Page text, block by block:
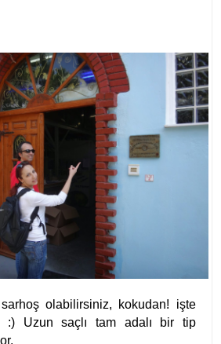
olabilirsiniz, kokudan! işte
:) Uzun saçlı tam adalı bir tip